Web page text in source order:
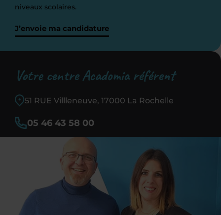
niveaux scolaires.
J’envoie ma candidature
Votre centre Acadomia référent
51 RUE Villleneuve, 17000 La Rochelle
05 46 43 58 00